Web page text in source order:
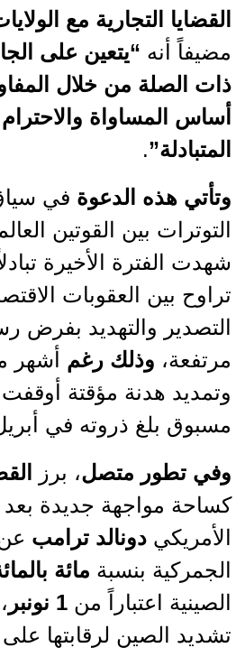
القضايا التجارية مع
مضيفاً أنه “يتعين على
ذات الصلة من خلال
أساس المساواة
المتبادلة”.
وتأتي هذه الدعوة في
التوترات بين القوتين
شهدت الفترة الأخيرة
تراوح بين العقوبات
التصدير والتهديد بفرض
مرتفعة، وذلك رغم أشهر
وتمديد هدنة مؤقتة أوقفت
مسبوق بلغ ذروته في
وفي تطور متصل، برز
كساحة مواجهة جديدة بعد
الأمريكي دونالد ترامب
الجمركية بنسبة مائة
الصينية اعتباراً من 1 نونبر
تشديد الصين لرقابتها